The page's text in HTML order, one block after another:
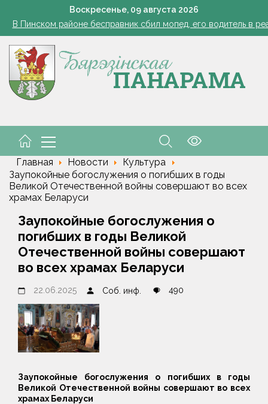
Воскресенье, 09 августа 2026
Губернатор поздравил строителей с профессиональным
В Пинском районе бесправник сбил мопед, его водитель в
жара ушла, но лето не спешит прощаться. Рябов рассказал о
а розацеа обострилась? Врач объяснила, почему
Губернатор поздравил строителей с профессиональным
Главная Новости
Культура
Заупокойные богослужения о погибших в годы
Великой Отечественной войны совершают во всех
храмах Беларуси
Заупокойные богослужения о
погибших в годы Великой
Отечественной войны совершают
во всех храмах Беларуси
22.06.2025 Соб. инф. 490
Заупокойные богослужения о погибших в годы
Великой Отечественной войны совершают во всех
храмах Беларуси